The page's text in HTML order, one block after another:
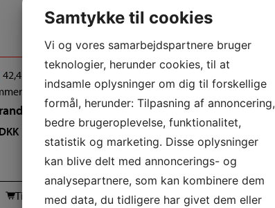
42,4 cl.
(SKU):4510271/4518001
Rødvin 4 glas
DKK
Tilføj til kurv
Samtykke til cookies
Vi og vores samarbejdspartnere bruger
teknologier, herunder cookies, til at
indsamle oplysninger om dig til forskellige
formål, herunder: Tilpasning af annoncering,
bedre brugeroplevelse, funktionalitet,
statistik og marketing. Disse oplysninger
kan blive delt med annoncerings- og
analysepartnere, som kan kombinere dem
med data, du tidligere har givet dem eller